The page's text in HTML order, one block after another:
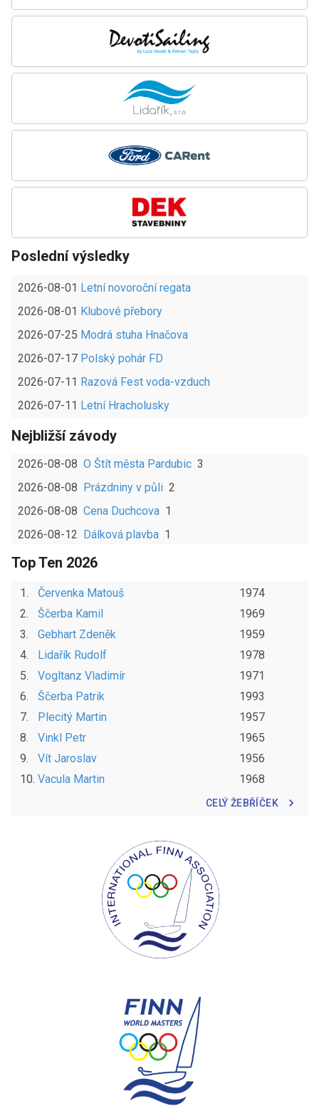
Poslední výsledky
2026-08-01 Letní novoroční regata
2026-08-01 Klubové přebory
2026-07-25 Modrá stuha Hnačova
2026-07-17 Polský pohár FD
2026-07-11 Razová Fest voda-vzduch
2026-07-11 Letní Hracholusky
Nejbližší závody
2026-08-08 O Štít města Pardubic 3
2026-08-08
Prázdniny v půli 2
2026-08-08 Cena Duchcova 1
2026-08-12
Dálková plavba 1
Top Ten 2026
1. Červenka Matouš
1974
2. Ščerba Kamil
1969
3. Gebhart Zdeněk
1959
4. Lidařík Rudolf
1978
5. Vogltanz Vladimír
1971
6. Ščerba Patrik
1993
7. Plecitý Martin
1957
8. Vinkl Petr
1965
9. Vít Jaroslav
1956
10. Vacula Martin 1968
CELÝ ŽEBŘÍČEK